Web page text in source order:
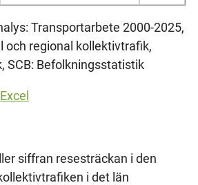
Transportarbete 2000-2025,
och regional kollektivtrafik,
SCB: Befolkningsstatistik
siffran resesträckan i den
i det län